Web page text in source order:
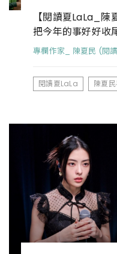
【閱讀夏LaLa_陳
把今年的事好好收
專欄作家_ 陳夏民 (閱
閱讀夏LaLa 陳夏